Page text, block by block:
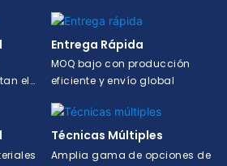
el
Entrega Rápida
MOQ bajo con producción
eficiente y envío global
Técnicas Múltiples
Amplia gama de opciones de